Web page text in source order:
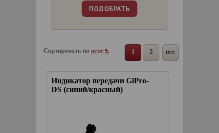
1 2 все
Сортировать по цене
Индикатор передачи GiPro-
DS (синий/красный)